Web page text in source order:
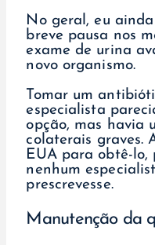
No geral, eu
breve pausa nos
exame de urina
novo organismo.
Tomar um
especialista
opção, mas havia
colaterais graves.
EUA para obtê-lo,
nenhum
prescrevesse.
Manutenção da